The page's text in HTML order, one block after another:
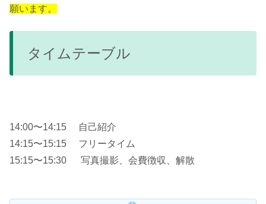
願います。
タイムテーブル
14:00〜14:15 自己紹介
14:15〜15:15 フリータイム
15:15〜15:30 写真撮影、会費徴収、解散